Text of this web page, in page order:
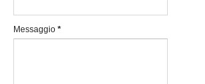
Messaggio *